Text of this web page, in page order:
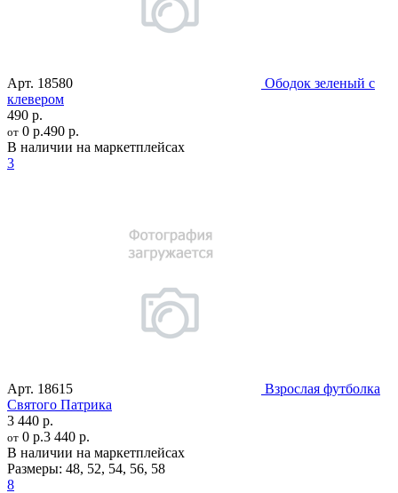
Арт. 18580
Ободок зеленый с
клевером
490 р.
от 0 р.490 р.
В наличии на маркетплейсах
3
Арт. 18615
Взрослая футболка
Святого Патрика
3 440 р.
от 0 р.3 440 р.
В наличии на маркетплейсах
Размеры: 48, 52, 54, 56, 58
8